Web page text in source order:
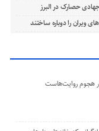
حصارک در البرز
ویران را دوباره ساختند
هجوم روایت‌هاست